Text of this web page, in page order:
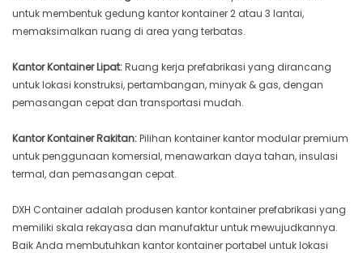
untuk membentuk gedung kantor kontainer 2 atau 3 lantai,
memaksimalkan ruang di area yang terbatas.
Kantor Kontainer Lipat:Ruang kerja prefabrikasi yang dirancang
untuk lokasi konstruksi, pertambangan, minyak & gas, dengan
pemasangan cepat dan transportasi mudah.
Kantor Kontainer Rakitan:Pilihan kontainer kantor modular premium
untuk penggunaan komersial, menawarkan daya tahan, insulasi
termal, dan pemasangan cepat.
DXH Container adalah produsen kantor kontainer prefabrikasi yang
memiliki skala rekayasa dan manufaktur untuk mewujudkannya.
Baik Anda membutuhkan kantor kontainer portabel untuk lokasi